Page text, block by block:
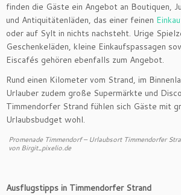
finden die Gäste ein Angebot an Boutiquen,
und Antiquitätenläden, das einer feinen
oder auf Sylt in nichts nachsteht. Urige
Geschenkeläden, kleine Einkaufspassagen
Eiscafés gehören ebenfalls zum Angebot.
Rund einen Kilometer vom Strand, im
Urlauber zudem große Supermärkte und
Timmendorfer Strand fühlen sich Gäste mit
Urlaubsbudget wohl.
Promenade Timmendorf – Urlaubsort Timmendorfer
von Birgit_pixelio.de
Ausflugstipps in Timmendorfer Strand